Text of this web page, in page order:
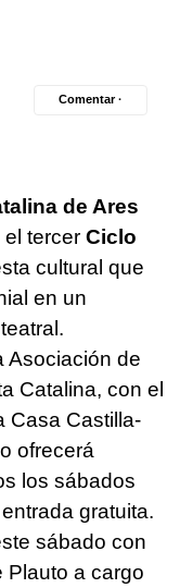
Comentar ·
de Ares
tercer Ciclo
cultural que
en un
Asociación de
Catalina, con el
Casa Castilla-
ofrecerá
los sábados
gratuita.
sábado con
Plauto a cargo